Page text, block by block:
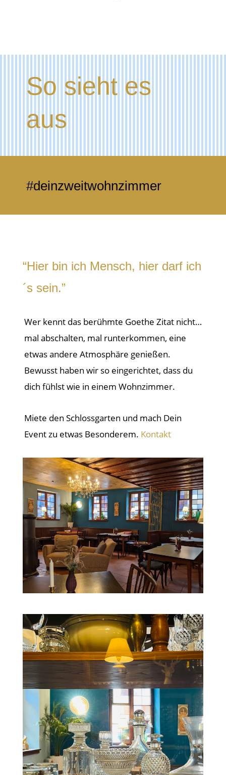
So sieht es
aus
#deinzweitwohnzimmer
“Hier bin ich Mensch, hier darf ich
´s sein.”
Wer kennt das berühmte Goethe Zitat nicht…
mal abschalten, mal runterkommen, eine
etwas andere Atmosphäre genießen.
Bewusst haben wir so eingerichtet, dass du
dich fühlst wie in einem Wohnzimmer.
Miete den Schlossgarten und mach Dein
Event zu etwas Besonderem. Kontakt